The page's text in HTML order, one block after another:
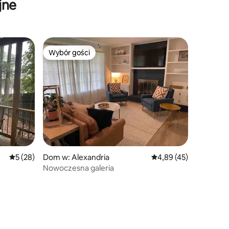
gości
Średnia ocena: 5 na 5, liczba recenzji: 28
5 (28)
Wybór gości
Wybór gości
Dom w: Alexandria Średnia ocena: 4,89
4,89 (45)
Nowoczesna galeria